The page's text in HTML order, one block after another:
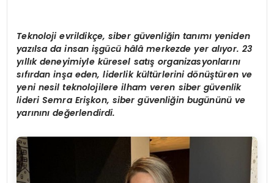
Teknoloji evrildikçe, siber güvenliğin tanımı yeniden
yazılsa da insan işgücü hâlâ merkezde yer alıyor. 23
yıllık deneyimiyle küresel satış organizasyonlarını
sıfırdan inşa eden, liderlik kültürlerini dönüştüren ve
yeni nesil teknolojilere ilham veren siber güvenlik
lideri Semra Erişkon, siber güvenliğin bugününü ve
yarınını değerlendirdi.